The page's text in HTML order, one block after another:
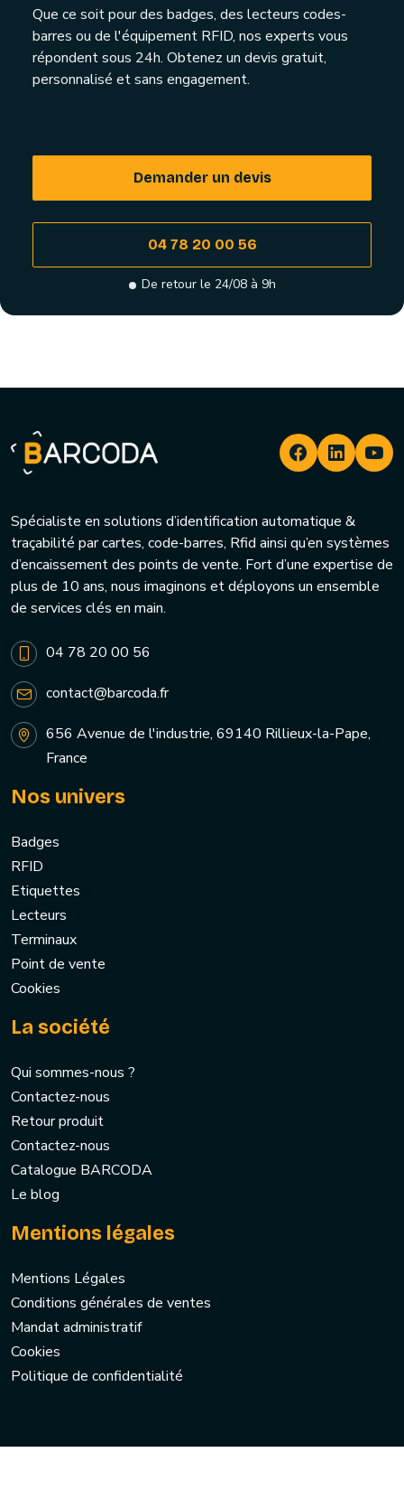
Que ce soit pour des badges, des lecteurs codes-
barres ou de l'équipement RFID, nos experts vous
répondent sous 24h. Obtenez un devis gratuit,
personnalisé et sans engagement.
Demander un devis
04 78 20 00 56
De retour le 24/08 à 9h
Spécialiste en solutions d’identification automatique &
traçabilité par cartes, code-barres, Rfid ainsi qu’en systèmes
d’encaissement des points de vente. Fort d’une expertise de
plus de 10 ans, nous imaginons et déployons un ensemble
de services clés en main.
04 78 20 00 56
contact@barcoda.fr
656 Avenue de l'industrie, 69140 Rillieux-la-Pape,
France
Nos univers
Badges
RFID
Etiquettes
Lecteurs
Terminaux
Point de vente
Cookies
La société
Qui sommes-nous ?
Contactez-nous
Retour produit
Contactez-nous
Catalogue BARCODA
Le blog
Mentions légales
Mentions Légales
Conditions générales de ventes
Mandat administratif
Cookies
Politique de confidentialité